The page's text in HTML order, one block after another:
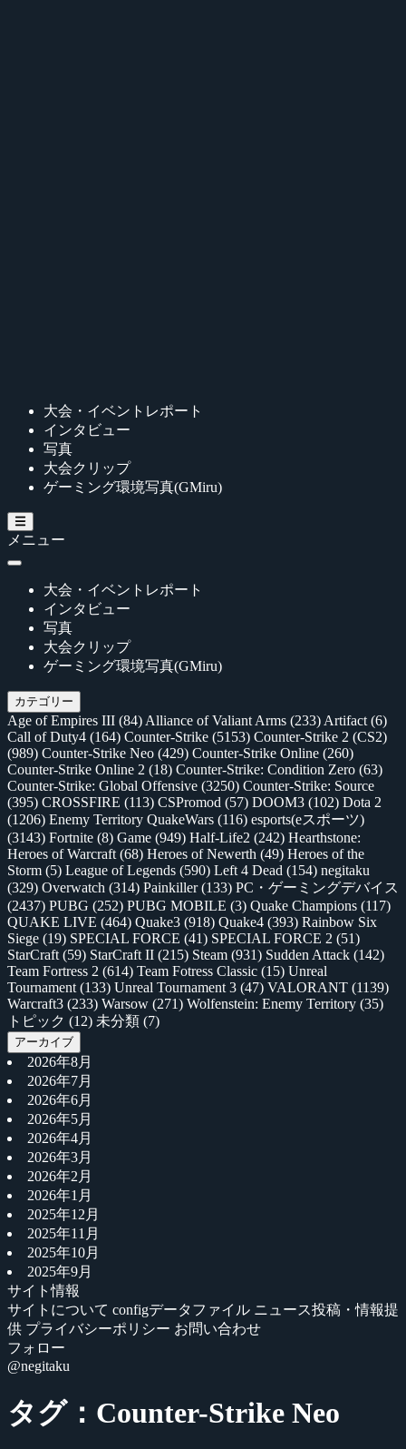
大会・イベントレポート
インタビュー
写真
大会クリップ
ゲーミング環境写真(GMiru)
メニュー
大会・イベントレポート
インタビュー
写真
大会クリップ
ゲーミング環境写真(GMiru)
カテゴリー
Age of Empires III (84) Alliance of Valiant Arms (233) Artifact (6)
Call of Duty4 (164) Counter-Strike (5153) Counter-Strike 2 (CS2)
(989) Counter-Strike Neo (429) Counter-Strike Online (260)
Counter-Strike Online 2 (18) Counter-Strike: Condition Zero (63)
Counter-Strike: Global Offensive (3250) Counter-Strike: Source
(395) CROSSFIRE (113) CSPromod (57) DOOM3 (102) Dota 2
(1206) Enemy Territory QuakeWars (116) esports(eスポーツ)
(3143) Fortnite (8) Game (949) Half-Life2 (242) Hearthstone:
Heroes of Warcraft (68) Heroes of Newerth (49) Heroes of the
Storm (5) League of Legends (590) Left 4 Dead (154) negitaku
(329) Overwatch (314) Painkiller(133) PC・ゲーミングデバイス
(2437) PUBG (252) PUBG MOBILE (3) Quake Champions (117)
QUAKE LIVE (464) Quake3 (918) Quake4 (393) Rainbow Six
Siege (19) SPECIAL FORCE (41) SPECIAL FORCE 2 (51)
StarCraft (59) StarCraft II (215) Steam (931) Sudden Attack (142)
Team Fortress 2 (614) Team Fotress Classic (15) Unreal
Tournament (133) Unreal Tournament 3 (47) VALORANT (1139)
Warcraft3 (233) Warsow (271) Wolfenstein: Enemy Territory (35)
トピック (12) 未分類 (7)
アーカイブ
2026年8月
2026年7月
2026年6月
2026年5月
2026年4月
2026年3月
2026年2月
2026年1月
2025年12月
2025年11月
2025年10月
2025年9月
サイト情報
サイトについて configデータファイル ニュース投稿・情報提
供 プライバシーポリシー お問い合わせ
フォロー
@negitaku
タグ：Counter-Strike Neo